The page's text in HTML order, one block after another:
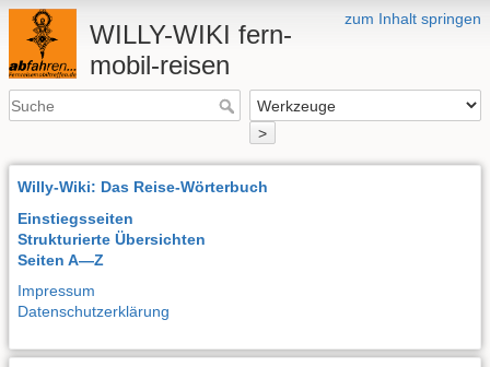
zum Inhalt springen
WILLY-WIKI fern-
mobil-reisen
>
Willy-Wiki: Das Reise-Wörterbuch
Einstiegsseiten
Strukturierte Übersichten
Seiten A—Z
Impressum
Datenschutzerklärung